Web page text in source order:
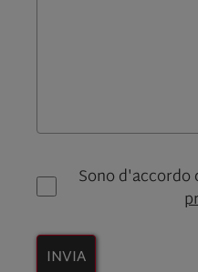
Sono d'accordo
INVIA